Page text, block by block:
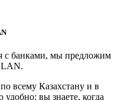
с банками, мы предложим
всему Казахстану и в
вы знаете, когда